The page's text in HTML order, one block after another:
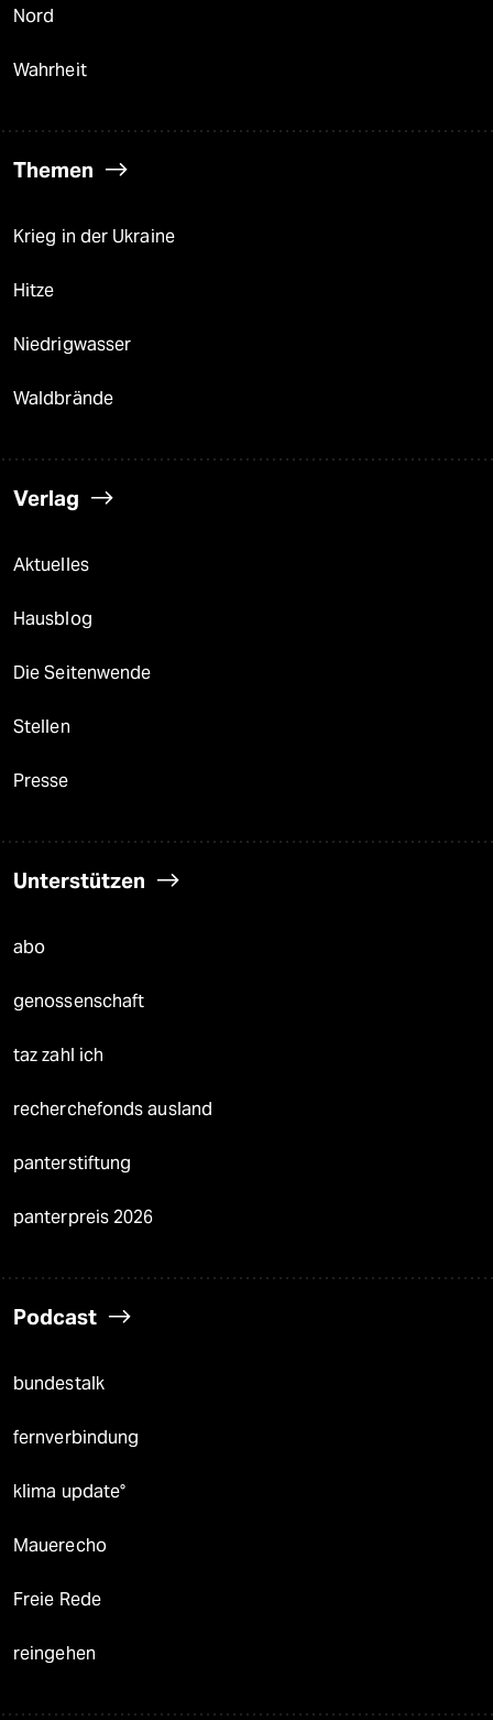
Nord
Wahrheit
Themen
Krieg in der Ukraine
Hitze
Niedrigwasser
Waldbrände
Verlag
Aktuelles
Hausblog
Die Seitenwende
Stellen
Presse
Unterstützen
abo
genossenschaft
taz zahl ich
recherchefonds ausland
panterstiftung
panterpreis 2026
Podcast
bundestalk
fernverbindung
klima update°
Mauerecho
Freie Rede
reingehen